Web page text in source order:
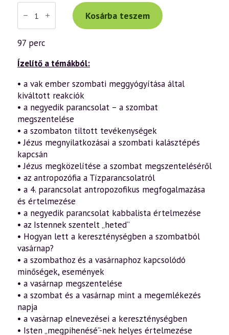
Váradi
Tibor
előadás
(975)
—
„Az
testté
János
evangéliuma
a
szellemtudomány
fényében
(75.
rész)
(2023.05.06.)
mennyiség
Kosárba teszem
97 perc
Ízelítő a témákból:
• a vak ember szombati meggyógyítása által
kiváltott reakciók
• a negyedik parancsolat – a szombat
megszentelése
• a szombaton tiltott tevékenységek
• Jézus megnyilatkozásai a szombati kalásztépés
kapcsán
• Jézus megközelítése a szombat megszenteléséről
• az antropozófia a Tízparancsolatról
• a 4. parancsolat antropozofikus megfogalmazása
és értelmezése
• a negyedik parancsolat kabbalista értelmezése
• az Istennek szentelt „heted”
• Hogyan lett a kereszténységben a szombatból
vasárnap?
• a szombathoz és a vasárnaphoz kapcsolódó
minőségek, események
• a vasárnap megszentelése
• a szombat és a vasárnap mint a megemlékezés
napja
• a vasárnap elnevezései a kereszténységben
• Isten „megpihenésé”-nek helyes értelmezése